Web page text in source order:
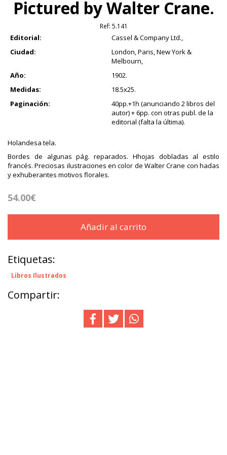
Pictured by Walter Crane.
Ref: 5.141
Editorial:
Cassel & Company Ltd.,
Ciudad:
London, Paris, New York &
Melbourn,
Año:
1902.
Medidas:
18.5x25.
Paginación:
40pp.+1h (anunciando 2 libros del
autor) + 6pp. con otras publ. de la
editorial (falta la última).
Holandesa tela.
Bordes de algunas pág. reparados. Hhojas dobladas al estilo
francés. Preciosas ilustraciones en color de Walter Crane con hadas
y exhuberantes motivos florales.
54.00€
Añadir al carrito
Etiquetas:
Libros Ilustrados
Compartir: